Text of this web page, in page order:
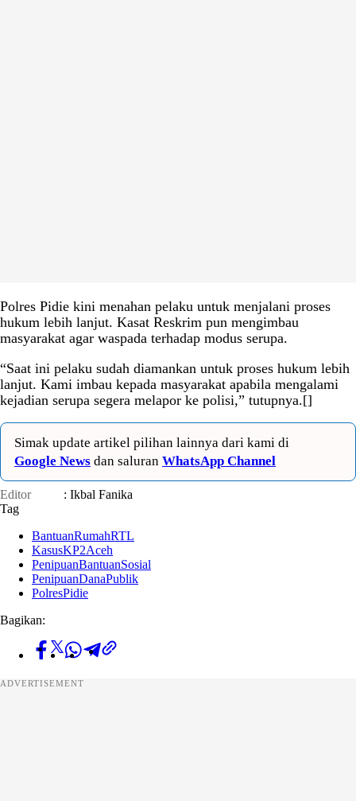
Polres Pidie kini menahan pelaku untuk menjalani proses
hukum lebih lanjut. Kasat Reskrim pun mengimbau
masyarakat agar waspada terhadap modus serupa.
“Saat ini pelaku sudah diamankan untuk proses hukum lebih
lanjut. Kami imbau kepada masyarakat apabila mengalami
kejadian serupa segera melapor ke polisi,” tutupnya.[]
Simak update artikel pilihan lainnya dari kami di
Google News dan saluran WhatsApp Channel
Editor
: Ikbal Fanika
Tag
BantuanRumahRTL
KasusKP2Aceh
PenipuanBantuanSosial
PenipuanDanaPublik
PolresPidie
Bagikan:
ADVERTISEMENT